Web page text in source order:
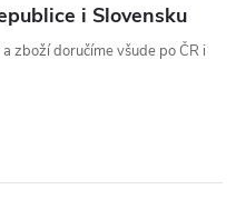
i Slovensku
zboží doručíme všude po ČR i